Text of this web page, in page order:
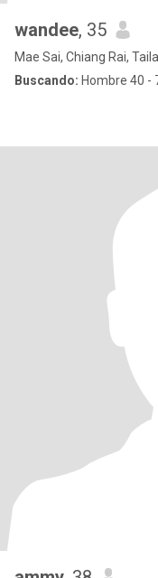
wandee, 35
Mae Sai, Chiang Rai,
Buscando: Hombre 40 -